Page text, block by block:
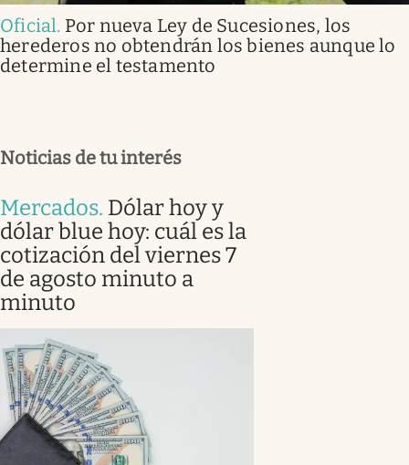
Oficial. Por nueva Ley de Sucesiones, los
herederos no obtendrán los bienes aunque lo
determine el testamento
Noticias de tu interés
Mercados. Dólar hoy y
dólar blue hoy: cuál es la
cotización del viernes 7
de agosto minuto a
minuto